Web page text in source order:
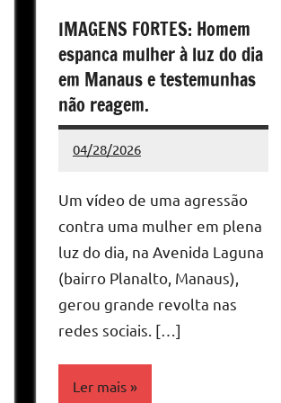
IMAGENS FORTES: Homem
espanca mulher à luz do dia
em Manaus e testemunhas
não reagem.
04/28/2026
Redação
Nenhum
Um vídeo de uma agressão
contra uma mulher em plena
luz do dia, na Avenida Laguna
(bairro Planalto, Manaus),
gerou grande revolta nas
redes sociais. […]
Ler mais